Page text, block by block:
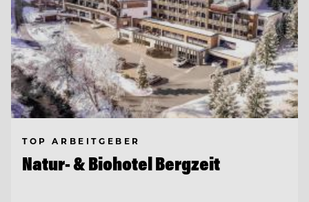
TOP ARBEITGEBER
Natur- & Biohotel Bergzeit